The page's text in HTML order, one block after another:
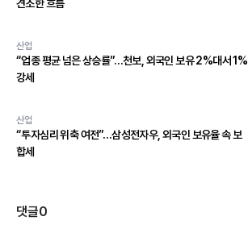
견조한 흐름
산업
“업종 평균 넘은 상승률”…천보, 외국인 보유 2%대서 1%
강세
산업
“투자심리 위축 여전”…삼성전자우, 외국인 보유율 속 보
합세
댓글0